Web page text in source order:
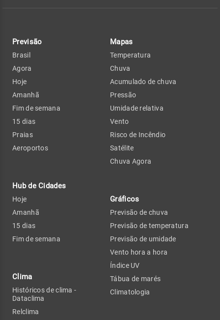
Previsão
Brasil
Agora
Hoje
Amanhã
Fim de semana
15 dias
Praias
Aeroportos
Hub de Cidades
Hoje
Amanhã
15 dias
Fim de semana
Clima
Históricos de clima -
Dataclima
Relclima
Mapas
Temperatura
Chuva
Acumulado de chuva
Pressão
Umidade relativa
Vento
Risco de Incêndio
Satélite
Chuva Agora
Gráficos
Previsão de chuva
Previsão de temperatura
Previsão de umidade
Vento hora a hora
Índice UV
Tábua de marés
Climatologia